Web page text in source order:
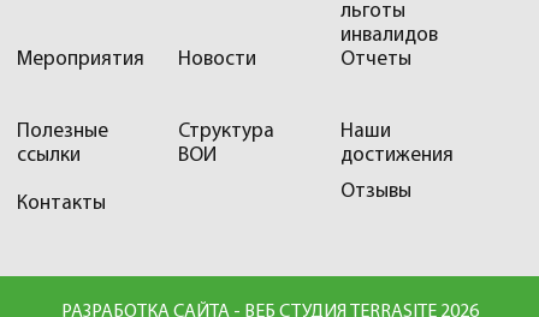
льготы
инвалидов
Мероприятия
Новости Отчеты
Полезные
ссылки
Структура
ВОИ
Наши
достижения
Отзывы
Контакты
РАЗРАБОТКА САЙТА - ВЕБ СТУДИЯ TERRASITE 2026